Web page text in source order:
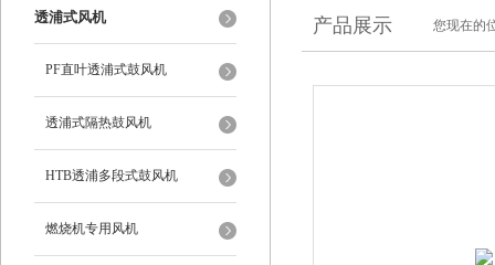
透浦式风机
PF直叶透浦式鼓风机
透浦式隔热鼓风机
HTB透浦多段式鼓风机
燃烧机专用风机
产品展示 您现在的